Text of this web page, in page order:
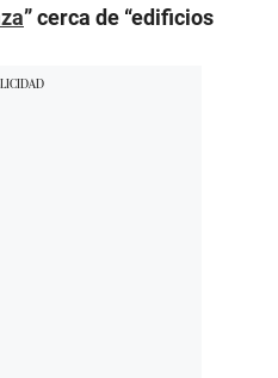
” cerca de “edificios